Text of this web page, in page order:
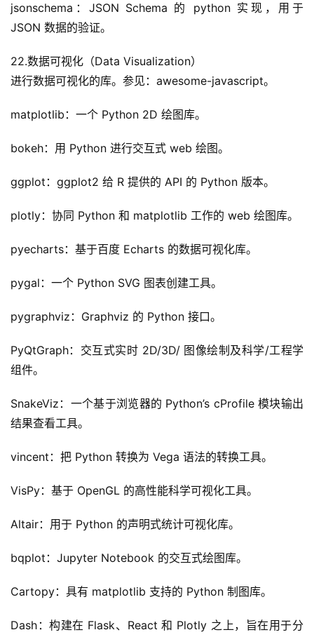
jsonschema：JSON Schema 的 python 实现，用于
JSON 数据的验证。
22.数据可视化（Data Visualization）
进行数据可视化的库。参见：awesome-javascript。
matplotlib：一个 Python 2D 绘图库。
bokeh：用 Python 进行交互式 web 绘图。
ggplot：ggplot2 给 R 提供的 API 的 Python 版本。
plotly：协同 Python 和 matplotlib 工作的 web 绘图库。
pyecharts：基于百度 Echarts 的数据可视化库。
pygal：一个 Python SVG 图表创建工具。
pygraphviz：Graphviz 的 Python 接口。
PyQtGraph：交互式实时 2D/3D/ 图像绘制及科学/工程学
组件。
SnakeViz：一个基于浏览器的 Python’s cProfile 模块输出
结果查看工具。
vincent：把 Python 转换为 Vega 语法的转换工具。
VisPy：基于 OpenGL 的高性能科学可视化工具。
Altair：用于 Python 的声明式统计可视化库。
bqplot：Jupyter Notebook 的交互式绘图库。
Cartopy：具有 matplotlib 支持的 Python 制图库。
Dash：构建在 Flask、React 和 Plotly 之上，旨在用于分